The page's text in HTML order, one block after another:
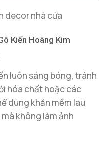
decor nhà cửa
Kiến Hoàng Kim
luôn sáng bóng, tránh
hóa chất hoặc các
dùng khăn mềm lau
không làm ảnh